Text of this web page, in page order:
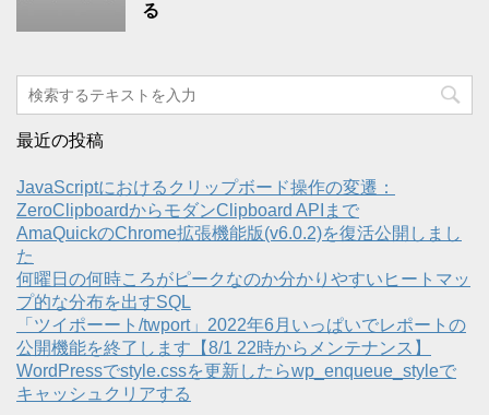
る
最近の投稿
JavaScriptにおけるクリップボード操作の変遷：
ZeroClipboardからモダンClipboard APIまで
AmaQuickのChrome拡張機能版(v6.0.2)を復活公開しまし
た
何曜日の何時ころがピークなのか分かりやすいヒートマッ
プ的な分布を出すSQL
「ツイポーート/twport」2022年6月いっぱいでレポートの
公開機能を終了します【8/1 22時からメンテナンス】
WordPressでstyle.cssを更新したらwp_enqueue_styleで
キャッシュクリアする